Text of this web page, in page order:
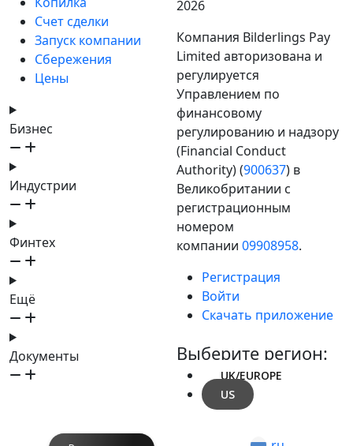
Счет сделки
Запуск компании
Сбережения
Цены
Бизнес
Индустрии
Финтех
Ещё
Документы
2026
Компания Bilderlings Pay
Limited авторизована и
регулируется
Управлением по
финансовому
регулированию и надзору
(Financial Conduct
Authority) (900637) в
Великобритании с
регистрационным
номером
компании 09908958.
Регистрация
Войти
Скачать приложение
Выберите регион:
UK/EUROPE
US